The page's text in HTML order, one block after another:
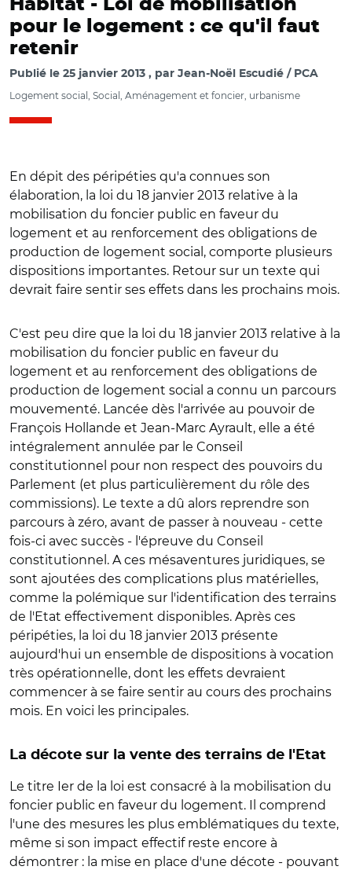
Habitat - Loi de mobilisation
pour le logement : ce qu'il faut
retenir
Publié le 25 janvier 2013 par Jean-Noël Escudié / PCA
Logement social, Social, Aménagement et foncier, urbanisme
En dépit des péripéties qu'a connues son
élaboration, la loi du 18 janvier 2013 relative à la
mobilisation du foncier public en faveur du
logement et au renforcement des obligations de
production de logement social, comporte plusieurs
dispositions importantes. Retour sur un texte qui
devrait faire sentir ses effets dans les prochains mois.
C'est peu dire que la loi du 18 janvier 2013 relative à la
mobilisation du foncier public en faveur du
logement et au renforcement des obligations de
production de logement social a connu un parcours
mouvementé. Lancée dès l'arrivée au pouvoir de
François Hollande et Jean-Marc Ayrault, elle a été
intégralement annulée par le Conseil
constitutionnel pour non respect des pouvoirs du
Parlement (et plus particulièrement du rôle des
commissions). Le texte a dû alors reprendre son
parcours à zéro, avant de passer à nouveau - cette
fois-ci avec succès - l'épreuve du Conseil
constitutionnel. A ces mésaventures juridiques, se
sont ajoutées des complications plus matérielles,
comme la polémique sur l'identification des terrains
de l'Etat effectivement disponibles. Après ces
péripéties, la loi du 18 janvier 2013 présente
aujourd'hui un ensemble de dispositions à vocation
très opérationnelle, dont les effets devraient
commencer à se faire sentir au cours des prochains
mois. En voici les principales.
La décote sur la vente des terrains de l'Etat
Le titre Ier de la loi est consacré à la mobilisation du
foncier public en faveur du logement. Il comprend
l'une des mesures les plus emblématiques du texte,
même si son impact effectif reste encore à
démontrer : la mise en place d'une décote - pouvant